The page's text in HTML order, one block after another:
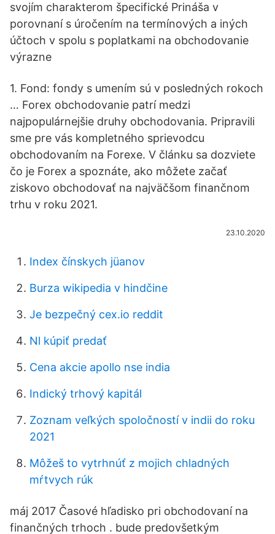
svojím charakterom špecifické Prináša v
porovnaní s úročením na termínových a iných
účtoch v spolu s poplatkami na obchodovanie
výrazne
1. Fond: fondy s umením sú v posledných rokoch
… Forex obchodovanie patrí medzi
najpopulárnejšie druhy obchodovania. Pripravili
sme pre vás kompletného sprievodcu
obchodovaním na Forexe. V článku sa dozviete
čo je Forex a spoznáte, ako môžete začať
ziskovo obchodovať na najväčšom finančnom
trhu v roku 2021.
23.10.2020
Index čínskych jüanov
Burza wikipedia v hindčine
Je bezpečný cex.io reddit
Nl kúpiť predať
Cena akcie apollo nse india
Indický trhový kapitál
Zoznam veľkých spoločností v indii do roku
2021
Môžeš to vytrhnúť z mojich chladných
mŕtvych rúk
máj 2017 Časové hľadisko pri obchodovaní na
finančných trhoch . bude predovšetkým